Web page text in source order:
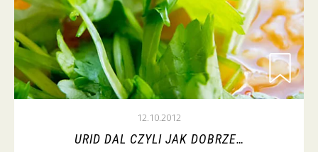
12.10.2012
URID DAL CZYLI JAK DOBRZE…